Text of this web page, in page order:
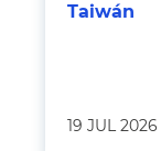
Taiwán
19 JUL 2026